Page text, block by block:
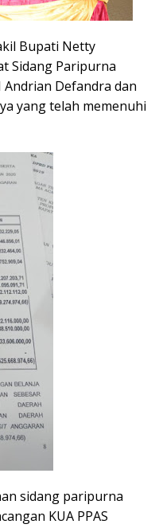
Bupati Netty
Sidang Paripurna
Andrian Defandra dan
yang telah memenuhi
sidang paripurna
KUA PPAS